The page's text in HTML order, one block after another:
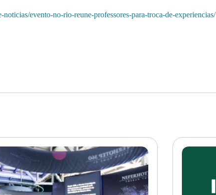
noticias/evento-no-rio-reune-professores-para-troca-de-experiencias/